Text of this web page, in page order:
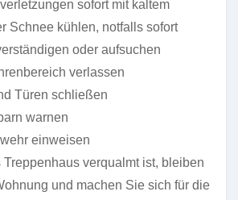
sofort mit kaltem
Schnee kühlen, notfalls sofort
oder aufsuchen
verlassen
Türen schließen
warnen
einweisen
Treppenhaus verqualmt ist, bleiben
und machen Sie sich für die